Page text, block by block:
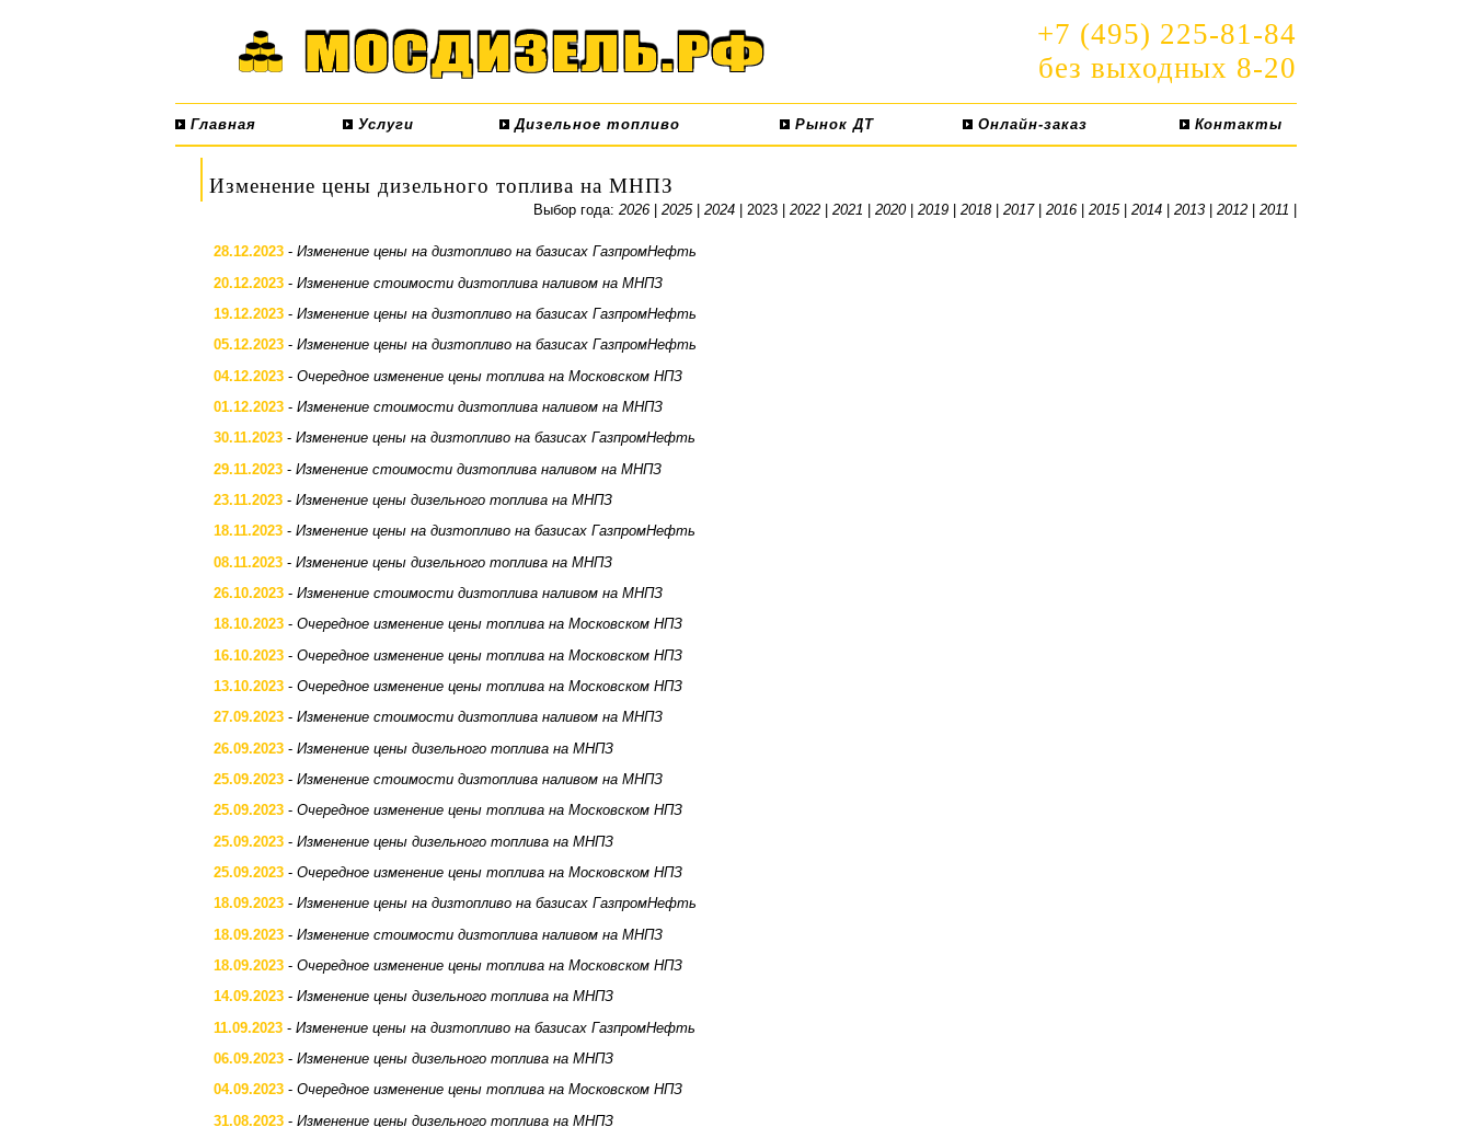
+7 (495) 225-81-84
без выходных 8-20
Главная Услуги Дизельное топливо Рынок ДТ Онлайн-заказ Контакты
Изменение цены дизельного топлива на МНПЗ
Выбор года: 2026 2025| 2024 | 2023 | 2022 2021 2020| 2019 2018| 2017| 2016 2015| 2014 2013 2012 2011
28.12.2023 - Изменение цены на дизтопливо на базисах ГазпромНефть
20.12.2023 - Изменение стоимости дизтоплива наливом на МНПЗ
19.12.2023 - Изменение цены на дизтопливо на базисах ГазпромНефть
05.12.2023 - Изменение цены на дизтопливо на базисах ГазпромНефть
04.12.2023 - Очередное изменение цены топлива на Московском НПЗ
01.12.2023 - Изменение стоимости дизтоплива наливом на МНПЗ
30.11.2023 - Изменение цены на дизтопливо на базисах ГазпромНефть
29.11.2023 - Изменение стоимости дизтоплива наливом на МНПЗ
23.11.2023 - Изменение цены дизельного топлива на МНПЗ
18.11.2023 - Изменение цены на дизтопливо на базисах ГазпромНефть
08.11.2023 - Изменение цены дизельного топлива на МНПЗ
26.10.2023 - Изменение стоимости дизтоплива наливом на МНПЗ
18.10.2023 - Очередное изменение цены топлива на Московском НПЗ
16.10.2023 - Очередное изменение цены топлива на Московском НПЗ
13.10.2023 - Очередное изменение цены топлива на Московском НПЗ
27.09.2023 - Изменение стоимости дизтоплива наливом на МНПЗ
26.09.2023 - Изменение цены дизельного топлива на МНПЗ
25.09.2023 - Изменение стоимости дизтоплива наливом на МНПЗ
25.09.2023 - Очередное изменение цены топлива на Московском НПЗ
25.09.2023 - Изменение цены дизельного топлива на МНПЗ
25.09.2023 - Очередное изменение цены топлива на Московском НПЗ
18.09.2023 - Изменение цены на дизтопливо на базисах ГазпромНефть
18.09.2023 - Изменение стоимости дизтоплива наливом на МНПЗ
18.09.2023 - Очередное изменение цены топлива на Московском НПЗ
14.09.2023 - Изменение цены дизельного топлива на МНПЗ
11.09.2023 - Изменение цены на дизтопливо на базисах ГазпромНефть
06.09.2023 - Изменение цены дизельного топлива на МНПЗ
04.09.2023 - Очередное изменение цены топлива на Московском НПЗ
31.08.2023 - Изменение цены дизельного топлива на МНПЗ